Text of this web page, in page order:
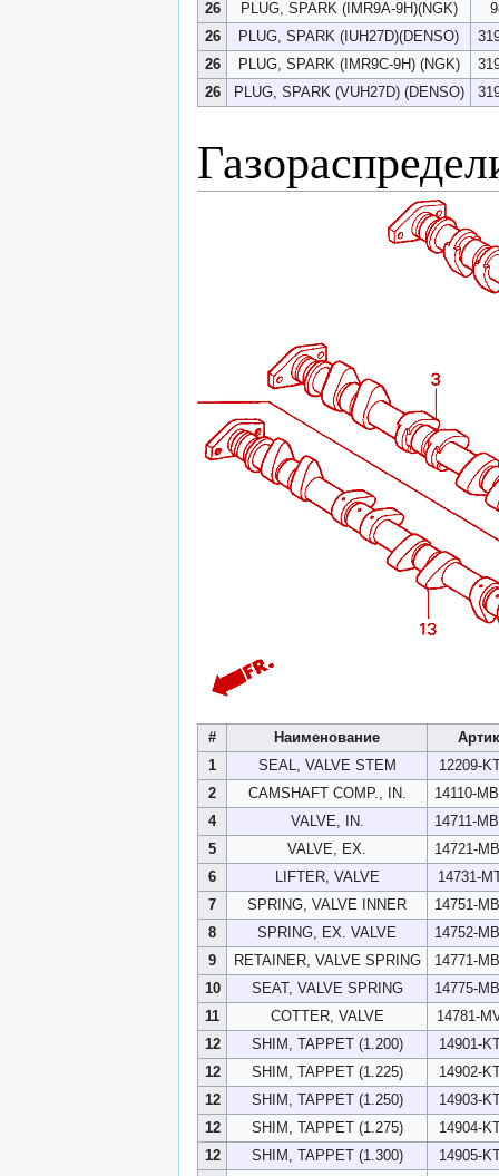
26
PLUG, SPARK (IMR9A-9H)(NGK)
26
PLUG, SPARK (IUH27D)(DENSO)
26
PLUG, SPARK (IMR9C-9H) (NGK)
26
PLUG, SPARK (VUH27D) (DENSO)
# Наименование
1
SEAL, VALVE STEM
12209-
2
CAMSHAFT COMP., IN.
14110-
4
VALVE, IN.
14711-
5
VALVE, EX.
14721-
6
LIFTER, VALVE
14731-
7
SPRING, VALVE INNER
14751-
8
SPRING, EX. VALVE
14752-
9
RETAINER, VALVE SPRING
14771-
10
SEAT, VALVE SPRING
14775-
11
COTTER, VALVE
14781-
12
SHIM, TAPPET (1.200)
14901-
12
SHIM, TAPPET (1.225)
14902-
12
SHIM, TAPPET (1.250)
14903-
12
SHIM, TAPPET (1.275)
14904-
12
SHIM, TAPPET (1.300)
14905-